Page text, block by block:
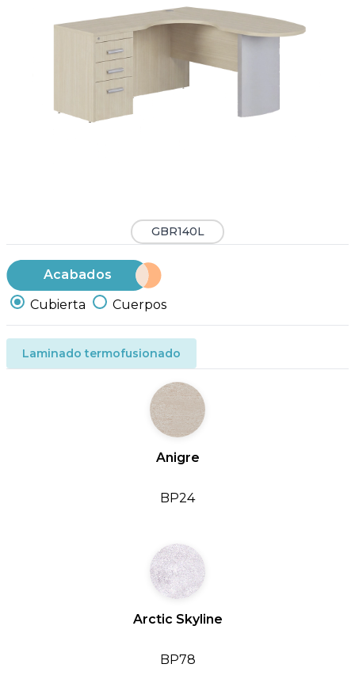
GBR140L
Acabados
Cubierta
Cuerpos
Laminado termofusionado
Anigre
BP24
Arctic Skyline
BP78